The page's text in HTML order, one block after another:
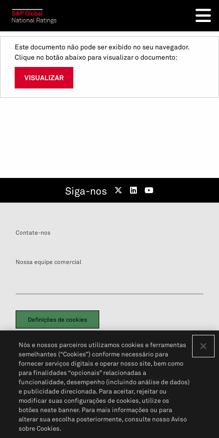
Este documento não pode ser exibido no seu navegador.
Clique no botão abaixo para visualizar o documento:
VISUALIZAR
Siga-nos
Contate-nos
Nossa equipe comercial
Definições de cookies
Política de PrivacidadePortal de privacidade do cliente (em inglês)
Não Venda Minhas Informações Pessoais© 2026 S&P Global
Nós e nossos parceiros utilizamos cookies e ferramentas
semelhantes (“Cookies”) conforme necessário para
fornecer serviços digitais e operar nosso site, bem como
para finalidades “opcionais” relacionadas a
funcionalidade, desempenho (incluindo análise de dados)
e publicidade direcionada. Para aceitar, rejeitar ou
modificar suas configurações de cookies, utilize os
botões neste banner. Para mais informações ou para
alterar sua escolha posteriormente, consulte nosso Aviso
sobre Cookies.